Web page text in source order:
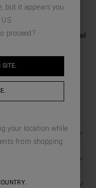
Morato está
con un
de rayas
de goma en el lado del
para completar tus
but it appears you
US.
proceed?
SITE.
your location while
from shopping